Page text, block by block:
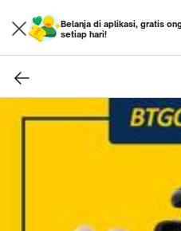
Belanja di aplikasi, gratis
setiap hari!